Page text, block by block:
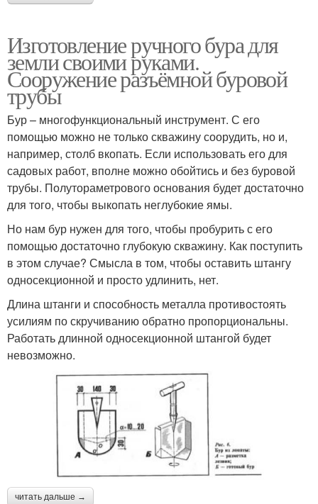
Изготовление ручного бура для
земли своими руками.
Сооружение разъёмной буровой
трубы
Бур – многофункциональный инструмент. С его
помощью можно не только скважину соорудить, но и,
например, столб вкопать. Если использовать его для
садовых работ, вполне можно обойтись и без буровой
трубы. Полутораметрового основания будет достаточно
для того, чтобы выкопать неглубокие ямы.
Но нам бур нужен для того, чтобы пробурить с его
помощью достаточно глубокую скважину. Как поступить
в этом случае? Смысла в том, чтобы оставить штангу
односекционной и просто удлинить, нет.
Длина штанги и способность металла противостоять
усилиям по скручиванию обратно пропорциональны.
Работать длинной односекционной штангой будет
невозможно.
читать дальше →